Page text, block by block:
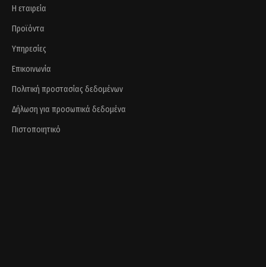
Η εταιρεία
Προϊόντα
Υπηρεσίες
Επικοινωνία
Πολιτική προστασίας δεδομένων
Δήλωση για προσωπικά δεδομένα
Πιστοποιητικό